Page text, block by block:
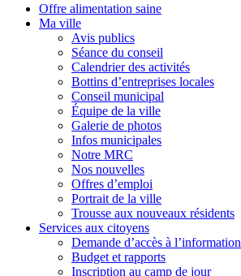
Offre alimentation saine
Ma ville
Avis publics
Séance du conseil
Calendrier des activités
Bottins d’entreprises locales
Conseil municipal
Équipe de la ville
Galerie de photos
Infos municipales
Notre MRC
Nos nouvelles
Offres d’emploi
Portrait de la ville
Trousse aux nouveaux résidents
Services aux citoyens
Demande d’accès à l’information
Budget et rapports
Inscription au camp de jour